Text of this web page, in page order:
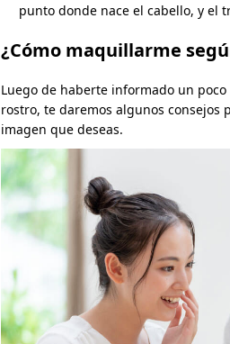
punto donde nace el cabello, y el
¿Cómo maquillarme
Luego de haberte informado un
rostro, te daremos algunos
imagen que deseas.